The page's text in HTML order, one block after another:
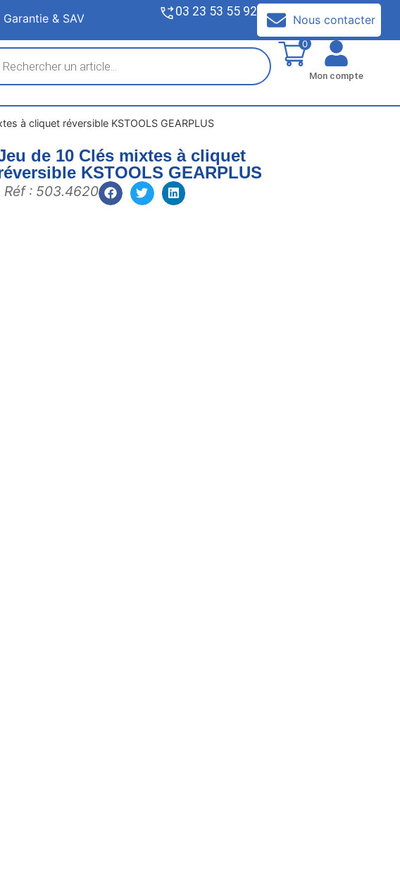
Garantie & SAV 03 23 53 55 92
Nous contacter
0
Mon compte
à cliquet réversible KSTOOLS GEARPLUS
de 10 Clés mixtes à cliquet
KSTOOLS GEARPLUS
Réf : 503.4620